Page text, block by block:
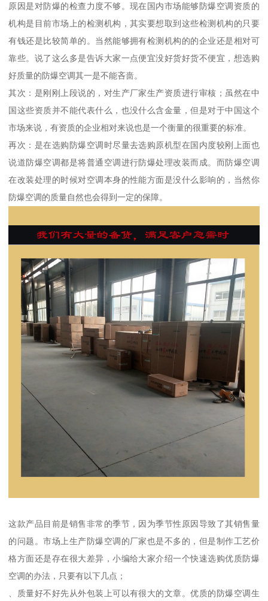
原因是对防爆的检查力度不够。现在国内市场能够防爆空调资质的
机构是目前市场上的检测机构，其实要想取到这些检测机构的只要
有钱还是比较简单的。当然能够拥有检测机构的的企业还是相对可
靠些。说了这么多是告诉大家一点便宜没好货好货不便宜，想选购
好质量的防爆空调其一是不能吝啬。
其次：是刚刚上段说的，对生产厂家生产资质进行审核；虽然在中
国这些资质并不能代表什么，也没什么含金量，但是对于中国这个
市场来说，有资质的企业相对来说也是一个衡量的很重要的标准。
再次：是在选购防爆空调时尽量去选购原机型在国内度较刚上面也
说道防爆空调都是将普通空调进行防爆处理改装而成。而防爆空调
在改装处理的时候对空调本身的性能方面是没什么影响的，当然你
防爆空调的质量自然也会得到一定的保障。
这款产品目前是销售非常的季节，因为季节性原因导致了其销售量
的问题。市场上生产防爆空调的厂家也是不多的，但是制作工艺价
格方面还是存在很大差异，小编给大家介绍一个快速选购优质防爆
空调的办法，只要有以下几点；
、质量好不好先从外包装上可以有很大的文章。优质的防爆空调生